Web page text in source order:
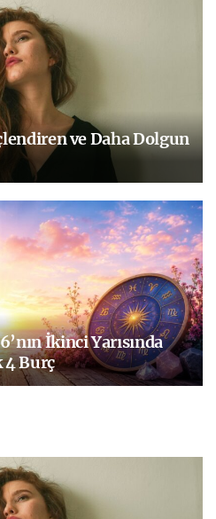
ve Daha Dolgun
İkinci Yarısında
4 Burç